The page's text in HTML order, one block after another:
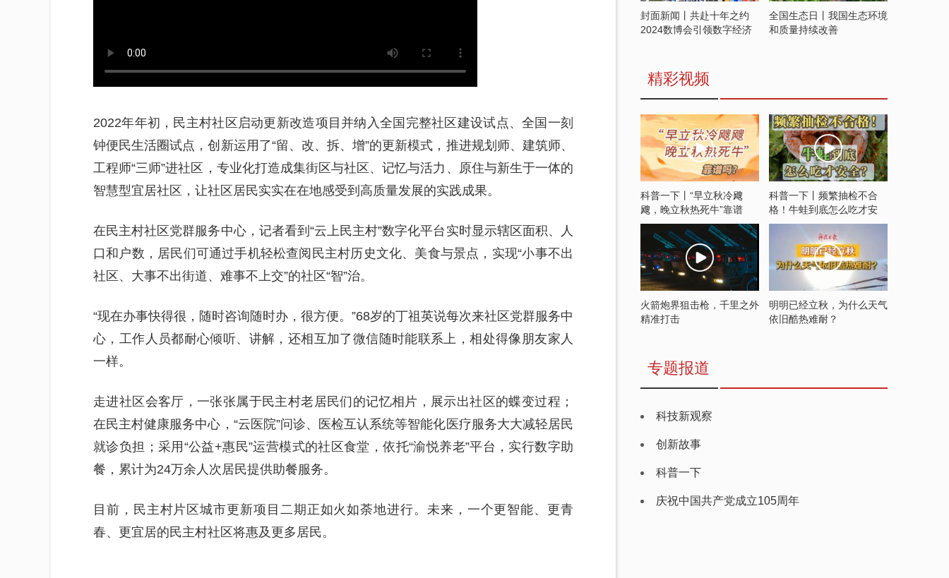
2022年年初，民主村社区启动更新改造项目并纳入全国完整社区建设试点、全国一刻
钟便民生活圈试点，创新运用了“留、改、拆、增”的更新模式，推进规划师、建筑师、
工程师“三师”进社区，专业化打造成集街区与社区、记忆与活力、原住与新生于一体的
智慧型宜居社区，让社区居民实实在在地感受到高质量发展的实践成果。
在民主村社区党群服务中心，记者看到“云上民主村”数字化平台实时显示辖区面积、人
口和户数，居民们可通过手机轻松查阅民主村历史文化、美食与景点，实现“小事不出
社区、大事不出街道、难事不上交”的社区“智”治。
“现在办事快得很，随时咨询随时办，很方便。”68岁的丁祖英说每次来社区党群服务中
心，工作人员都耐心倾听、讲解，还相互加了微信随时能联系上，相处得像朋友家人
一样。
走进社区会客厅，一张张属于民主村老居民们的记忆相片，展示出社区的蝶变过程；
在民主村健康服务中心，“云医院”问诊、医检互认系统等智能化医疗服务大大减轻居民
就诊负担；采用“公益+惠民”运营模式的社区食堂，依托“渝悦养老”平台，实行数字助
餐，累计为24万余人次居民提供助餐服务。
目前，民主村片区城市更新项目二期正如火如荼地进行。未来，一个更智能、更青
春、更宜居的民主村社区将惠及更多居民。
封面新闻丨共赴十年之约
2024数博会引领数字经济
全国生态日丨我国生态环境
和质量持续改善
精彩视频
科普一下丨“早立秋冷飕
飕，晚立秋热死牛”靠谱
吗？
科普一下丨频繁抽检不合
格！牛蛙到底怎么吃才安
全？
火箭炮界狙击枪，千里之外
精准打击
明明已经立秋，为什么天气
依旧酷热难耐？
专题报道
科技新观察
创新故事
科普一下
庆祝中国共产党成立105周年